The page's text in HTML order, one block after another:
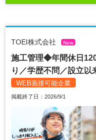
TOEI株式会社 New
施工管理◆年間休日
り／学歴不問／設立以
WEB面接可能企業
掲載終了日：2026/9/1